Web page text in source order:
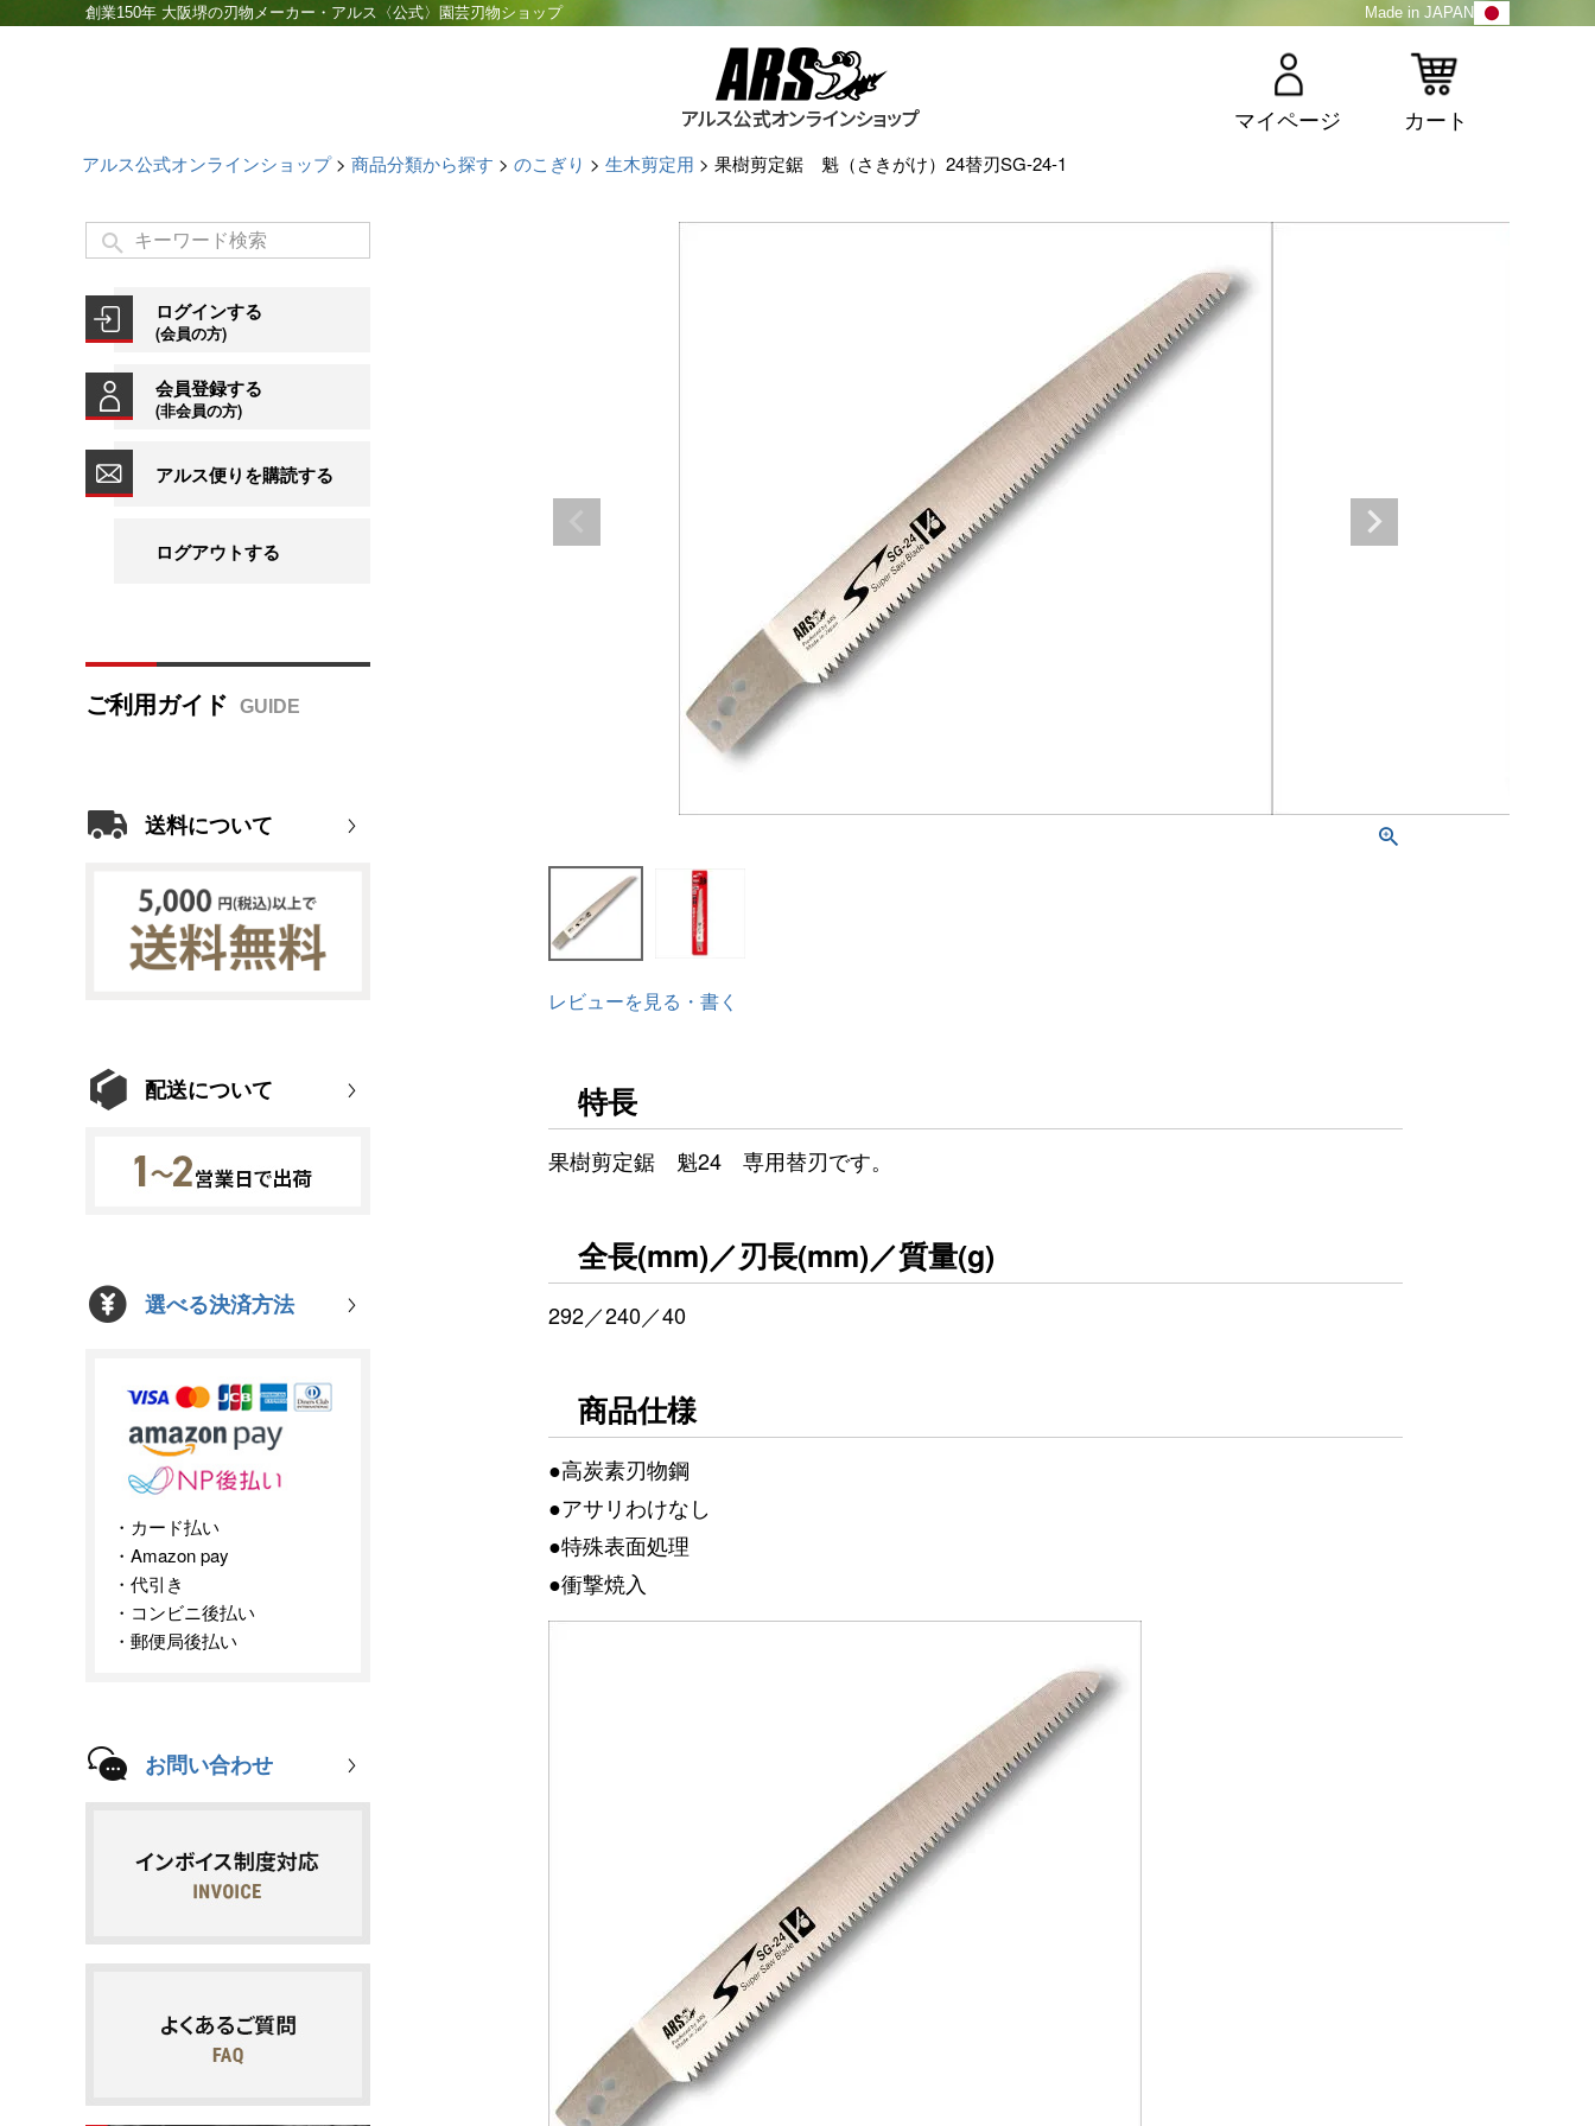
創業150年 大阪堺の刃物メーカー・アルス〈公式〉園芸刃物ショップ Made in JAPAN
マイページ カート
アルス公式オンラインショップ 商品分類から探す のこぎり 生木剪定用 果樹剪定鋸 魁（さきがけ）24替刃SG-24-1
ログインする
(会員の方)
会員登録する
(非会員の方)
アルス便りを購読する
ログアウトする
ご利用ガイド
送料について
配送について
選べる決済方法
カード払い
Amazon pay
代引き
コンビニ後払い
郵便局後払い
お問い合わせ
レビューを見る・書く
特長
果樹剪定鋸 魁24 専用替刃です。
全長(mm)／刃長(mm)／質量(g)
292／240／40
商品仕様
●高炭素刃物鋼
●アサリわけなし
●特殊表面処理
●衝撃焼入